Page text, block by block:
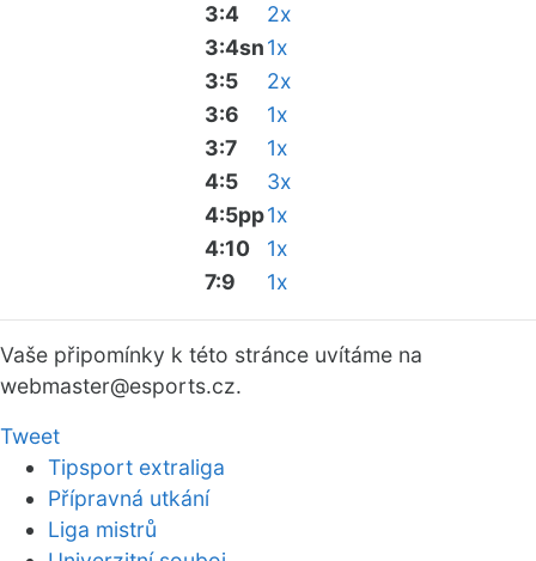
3:4
2x
3:4sn1x
3:5
2x
3:6
1x
3:7
1x
4:5
3x
4:5pp1x
4:10
1x
7:9
1x
Vaše připomínky k této stránce uvítáme na
webmaster@esports.cz.
Tweet
Tipsport extraliga
Přípravná utkání
Liga mistrů